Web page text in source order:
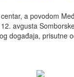
a povodom
avgusta
događaja, prisutne